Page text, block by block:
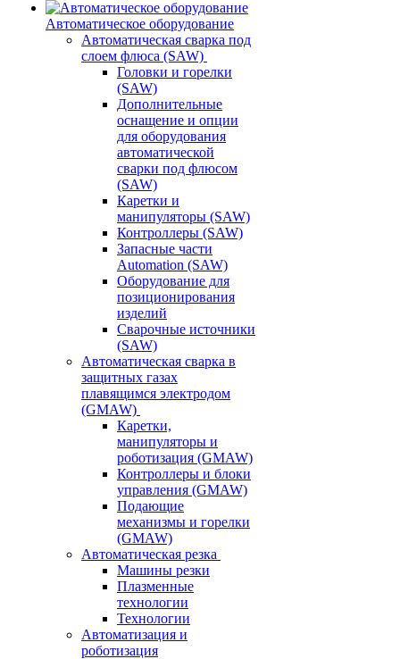
Автоматическое оборудование
Автоматическая сварка под
слоем флюса (SAW)
Головки и горелки
(SAW)
Дополнительные
оснащение и опции
для оборудования
автоматической
сварки под флюсом
(SAW)
Каретки и
манипуляторы (SAW)
Контроллеры (SAW)
Запасные части
Automation (SAW)
Оборудование для
позиционирования
изделий
Сварочные источники
(SAW)
Автоматическая сварка в
защитных газах
плавящимся электродом
(GMAW)
Каретки,
манипуляторы и
роботизация (GMAW)
Контроллеры и блоки
управления (GMAW)
Подающие
механизмы и горелки
(GMAW)
Автоматическая резка
Машины резки
Плазменные
технологии
Технологии
Автоматизация и
роботизация